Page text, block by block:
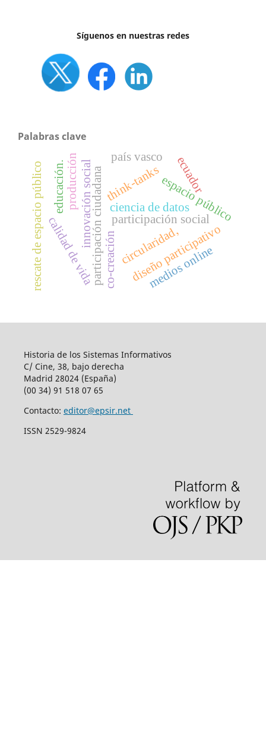
Síguenos en nuestras redes
Palabras clave
participación social
participación ciudadana espacio público
diseño participativo
calidad de vida
rescate de espacio público i
n
n
o
v
a
c
i
ó
n
s
o
c
i
a
l
circularidad,
co-creación
think-tanks ecuador
producción
medios online
ciencia de datos
educación.
país vasco
Historia de los Sistemas Informativos
C/ Cine, 38, bajo derecha
Madrid 28024 (España)
(00 34) 91 518 07 65
Contacto: editor@epsir.net
ISSN 2529-9824